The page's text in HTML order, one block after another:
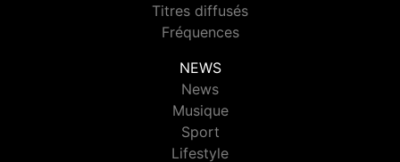
Titres diffusés
Fréquences
NEWS
News
Musique
Sport
Lifestyle